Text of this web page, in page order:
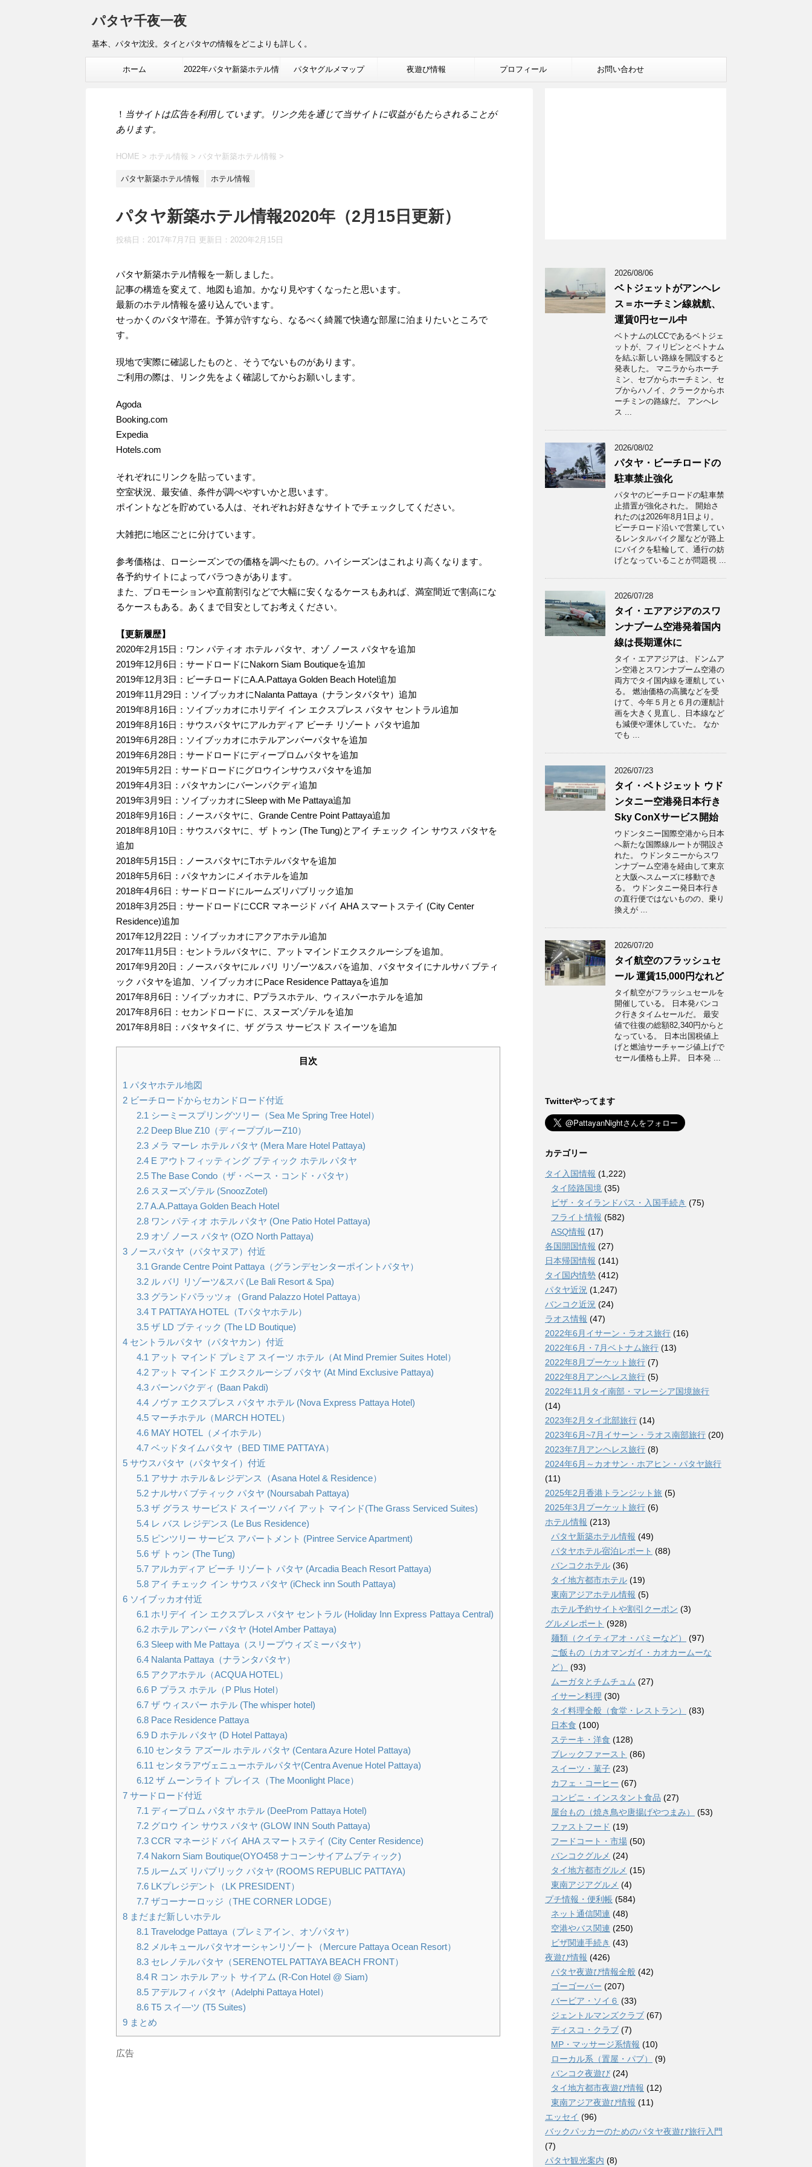
パタヤ千夜一夜
基本、パタヤ沈没。タイとパタヤの情報をどこよりも詳しく。
ホーム 2022年パタヤ新築ホテル情 パタヤグルメマップ 夜遊び情報 プロフィール お問い合わせ
！ 当サイトは広告を利用しています。リンク先を通じて当サイトに収益がもたらされることが
あります。
HOME > ホテル情報 > パタヤ新築ホテル情報 >
パタヤ新築ホテル情報 ホテル情報
パタヤ新築ホテル情報2020年（2月15日更新）
投稿日：2017年7月7日 更新日： 2020年2月15日
パタヤ新築ホテル情報を一新しました。
記事の構造を変えて、地図も追加。かなり見やすくなったと思います。
最新のホテル情報を盛り込んでいます。
せっかくのパタヤ滞在。予算が許すなら、なるべく綺麗で快適な部屋に泊まりたいところで
す。
現地で実際に確認したものと、そうでないものがあります。
ご利用の際は、リンク先をよく確認してからお願いします。
Agoda
Booking.com
Expedia
Hotels.com
それぞれにリンクを貼っています。
空室状況、最安値、条件が調べやすいかと思います。
ポイントなどを貯めている人は、それぞれお好きなサイトでチェックしてください。
大雑把に地区ごとに分けています。
参考価格は、ローシーズンでの価格を調べたもの。ハイシーズンはこれより高くなります。
各予約サイトによってバラつきがあります。
また、プロモーションや直前割引などで大幅に安くなるケースもあれば、満室間近で割高にな
るケースもある。あくまで目安としてお考えください。
【更新履歴】
2020年2月15日：ワン パティオ ホテル パタヤ、オゾ ノース パタヤを追加
2019年12月6日：サードロードにNakorn Siam Boutiqueを追加
2019年12月3日：ビーチロードにA.A.Pattaya Golden Beach Hotel追加
2019年11月29日：ソイブッカオにNalanta Pattaya（ナランタパタヤ）追加
2019年8月16日：ソイブッカオにホリデイ イン エクスプレス パタヤ セントラル追加
2019年8月16日：サウスパタヤにアルカディア ビーチ リゾート パタヤ追加
2019年6月28日：ソイブッカオにホテルアンバーパタヤを追加
2019年6月28日：サードロードにディープロムパタヤを追加
2019年5月2日：サードロードにグロウインサウスパタヤを追加
2019年4月3日：パタヤカンにバーンパクディ追加
2019年3月9日：ソイブッカオにSleep with Me Pattaya追加
2018年9月16日：ノースパタヤに、Grande Centre Point Pattaya追加
2018年8月10日：サウスパタヤに、ザ トゥン (The Tung)とアイ チェック イン サウス パタヤを
追加
2018年5月15日：ノースパタヤにTホテルパタヤを追加
2018年5月6日：パタヤカンにメイホテルを追加
2018年4月6日：サードロードにルームズリパブリック追加
2018年3月25日：サードロードにCCR マネージド バイ AHA スマートステイ (City Center
Residence)追加
2017年12月22日：ソイブッカオにアクアホテル追加
2017年11月5日：セントラルパタヤに、アットマインドエクスクルーシブを追加。
2017年9月20日：ノースパタヤにル バリ リゾーツ&スパを追加、パタヤタイにナルサバ ブティ
ック パタヤを追加、ソイブッカオにPace Residence Pattayaを追加
2017年8月6日：ソイブッカオに、Pプラスホテル、ウィスパーホテルを追加
2017年8月6日：セカンドロードに、スヌーズゾテルを追加
2017年8月8日：パタヤタイに、ザ グラス サービスド スイーツを追加
目次
1 パタヤホテル地図
2 ビーチロードからセカンドロード付近
2.1 シーミースプリングツリー（Sea Me Spring Tree Hotel）
2.2Deep Blue Z10（ディープブルーZ10）
2.3メラ マーレ ホテル パタヤ (Mera Mare Hotel Pattaya)
2.4E アウトフィッティング ブティック ホテル パタヤ
2.5The Base Condo（ザ・ベース・コンド・パタヤ）
2.6スヌーズゾテル (SnoozZotel)
2.7A.A.Pattaya Golden Beach Hotel
2.8ワン パティオ ホテル パタヤ (One Patio Hotel Pattaya)
2.9オゾ ノース パタヤ (OZO North Pattaya)
3 ノースパタヤ（パタヤヌア）付近
3.1 Grande Centre Point Pattaya（グランデセンターポイントパタヤ）
3.2ル バリ リゾーツ&スパ (Le Bali Resort & Spa)
3.3グランドパラッツォ（Grand Palazzo Hotel Pattaya）
3.4T PATTAYA HOTEL（Tパタヤホテル）
3.5ザ LD ブティック (The LD Boutique)
4 セントラルパタヤ（パタヤカン）付近
4.1 アット マインド プレミア スイーツ ホテル（At Mind Premier Suites Hotel）
4.2アット マインド エクスクルーシブ パタヤ (At Mind Exclusive Pattaya)
4.3バーンパクディ (Baan Pakdi)
4.4ノヴァ エクスプレス パタヤ ホテル (Nova Express Pattaya Hotel)
4.5マーチホテル（MARCH HOTEL）
4.6MAY HOTEL（メイホテル）
4.7ベッドタイムパタヤ（BED TIME PATTAYA）
5 サウスパタヤ（パタヤタイ）付近
5.1 アサナ ホテル＆レジデンス（Asana Hotel & Residence）
5.2ナルサバ ブティック パタヤ (Noursabah Pattaya)
5.3ザ グラス サービスド スイーツ バイ アット マインド(The Grass Serviced Suites)
5.4レ バス レジデンス (Le Bus Residence)
5.5ピンツリー サービス アパートメント (Pintree Service Apartment)
5.6ザ トゥン (The Tung)
5.7アルカディア ビーチ リゾート パタヤ (Arcadia Beach Resort Pattaya)
5.8アイ チェック イン サウス パタヤ (iCheck inn South Pattaya)
6 ソイブッカオ付近
6.1 ホリデイ イン エクスプレス パタヤ セントラル (Holiday Inn Express Pattaya Central)
6.2ホテル アンバー パタヤ (Hotel Amber Pattaya)
6.3Sleep with Me Pattaya（スリープウィズミーパタヤ）
6.4Nalanta Pattaya（ナランタパタヤ）
6.5アクアホテル（ACQUA HOTEL）
6.6P プラス ホテル（P Plus Hotel）
6.7ザ ウィスパー ホテル (The whisper hotel)
6.8Pace Residence Pattaya
6.9D ホテル パタヤ (D Hotel Pattaya)
6.10センタラ アズール ホテル パタヤ (Centara Azure Hotel Pattaya)
6.11 センタラアヴェニューホテルパタヤ(Centra Avenue Hotel Pattaya)
6.12ザ ムーンライト プレイス（The Moonlight Place）
7 サードロード付近
7.1 ディープロム パタヤ ホテル (DeeProm Pattaya Hotel)
7.2グロウ イン サウス パタヤ (GLOW INN South Pattaya)
7.3CCR マネージド バイ AHA スマートステイ (City Center Residence)
7.4Nakorn Siam Boutique(OYO458 ナコーンサイアムブティック)
7.5ルームズ リパブリック パタヤ (ROOMS REPUBLIC PATTAYA)
7.6LKプレジデント（LK PRESIDENT）
7.7ザコーナーロッジ（THE CORNER LODGE）
8 まだまだ新しいホテル
8.1 Travelodge Pattaya（プレミアイン、オゾパタヤ）
8.2メルキュールパタヤオーシャンリゾート（Mercure Pattaya Ocean Resort）
8.3セレノテルパタヤ（SERENOTEL PATTAYA BEACH FRONT）
8.4R コン ホテル アット サイアム (R-Con Hotel @ Siam)
8.5アデルフィ パタヤ（Adelphi Pattaya Hotel）
8.6T5 スイ―ツ (T5 Suites)
9 まとめ
広告
2026/08/06
ベトジェットがアンヘレ
ス＝ホーチミン線就航、
運賃0円セール中
ベトナムのLCCであるベトジェ
ットが、フィリピンとベトナム
を結ぶ新しい路線を開設すると
発表した。 マニラからホーチ
ミン、セブからホーチミン、セ
ブからハノイ、クラークからホ
ーチミンの路線だ。 アンヘレ
ス ...
2026/08/02
パタヤ・ビーチロードの
駐車禁止強化
パタヤのビーチロードの駐車禁
止措置が強化された。 開始さ
れたのは2026年8月1日より。
ビーチロード沿いで営業してい
るレンタルバイク屋などが路上
にバイクを駐輪して、通行の妨
げとなっていることが問題視 ...
2026/07/28
タイ・エアアジアのスワ
ンナプーム空港発着国内
線は長期運休に
タイ・エアアジアは、ドンムア
ン空港とスワンナプーム空港の
両方でタイ国内線を運航してい
る。 燃油価格の高騰などを受
けて、今年５月と６月の運航計
画を大きく見直し、日本線など
も減便や運休していた。 なか
でも ...
2026/07/23
タイ・ベトジェット ウド
ンタニー空港発日本行き
Sky ConXサービス開始
ウドンタニー国際空港から日本
へ新たな国際線ルートが開設さ
れた。 ウドンタニーからスワ
ンナプーム空港を経由して東京
と大阪へスムーズに移動でき
る。 ウドンタニー発日本行き
の直行便ではないものの、乗り
換えが ...
2026/07/20
タイ航空のフラッシュセ
ール 運賃15,000円なれど
タイ航空がフラッシュセールを
開催している。 日本発バンコ
ク行きタイムセールだ。 最安
値で往復の総額82,340円からと
なっている。 日本出国税値上
げと燃油サーチャージ値上げで
セール価格も上昇。 日本発 ...
Twitterやってます
カテゴリー
タイ入国情報 (1,222)
タイ陸路国境 (35)
ビザ・タイランドパス・入国手続き (75)
フライト情報 (582)
ASQ情報 (17)
各国開国情報 (27)
日本帰国情報 (141)
タイ国内情勢 (412)
パタヤ近況 (1,247)
バンコク近況 (24)
ラオス情報 (47)
2022年6月イサーン・ラオス旅行 (16)
2022年6月・7月ベトナム旅行 (13)
2022年8月プーケット旅行 (7)
2022年8月アンヘレス旅行 (5)
2022年11月タイ南部・マレーシア国境旅行
(14)
2023年2月タイ北部旅行 (14)
2023年6月~7月イサーン・ラオス南部旅行 (20)
2023年7月アンヘレス旅行 (8)
2024年6月～カオサン・ホアヒン・パタヤ旅行
(11)
2025年2月香港トランジット旅 (5)
2025年3月プーケット旅行 (6)
ホテル情報 (213)
パタヤ新築ホテル情報 (49)
パタヤホテル宿泊レポート (88)
バンコクホテル (36)
タイ地方都市ホテル (19)
東南アジアホテル情報 (5)
ホテル予約サイトや割引クーポン (3)
グルメレポート (928)
麺類（クイティアオ・バミーなど）
(97)
ご飯もの（カオマンガイ・カオカームーな
ど）
(93)
ムーガタとチムチュム (27)
イサーン料理 (30)
タイ料理全般（食堂・レストラン）
(83)
日本食 (100)
ステーキ・洋食 (128)
ブレックファースト (86)
スイーツ・菓子 (23)
カフェ・コーヒー (67)
コンビニ・インスタント食品 (27)
屋台もの（焼き鳥や唐揚げやつまみ）
(53)
ファストフード (19)
フードコート・市場 (50)
バンコクグルメ (24)
タイ地方都市グルメ (15)
東南アジアグルメ (4)
プチ情報・便利帳 (584)
ネット通信関連 (48)
空港やバス関連 (250)
ビザ関連手続き (43)
夜遊び情報 (426)
パタヤ夜遊び情報全般 (42)
ゴーゴーバー (207)
バービア・ソイ６ (33)
ジェントルマンズクラブ (67)
ディスコ・クラブ (7)
MP・マッサージ系情報 (10)
ローカル系（置屋・パブ）
(9)
バンコク夜遊び (24)
タイ地方都市夜遊び情報 (12)
東南アジア夜遊び情報 (11)
エッセイ (96)
バックパッカーのためのパタヤ夜遊び旅行入門
(7)
パタヤ観光案内 (8)